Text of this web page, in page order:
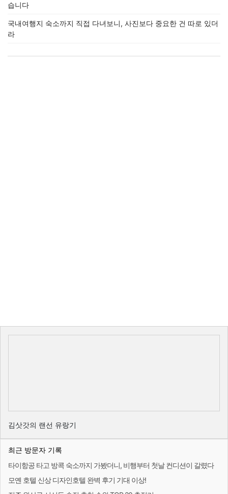
습니다
국내여행지 숙소까지 직접 다녀보니, 사진보다 중요한 건 따로 있더
라
김삿갓의 랜선 유랑기
최근 방문자 기록
타이항공 타고 방콕 숙소까지 가봤더니, 비행부터 첫날 컨디션이 갈렸다
모옌 호텔 신상 디자인호텔 완벽 후기 기대 이상!